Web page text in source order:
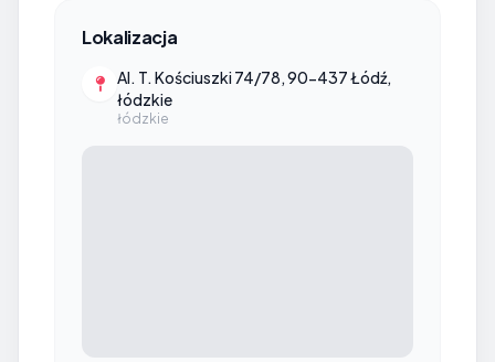
Lokalizacja
Al. T. Kościuszki 74/78, 90-437 Łódź,
łódzkie
łódzkie